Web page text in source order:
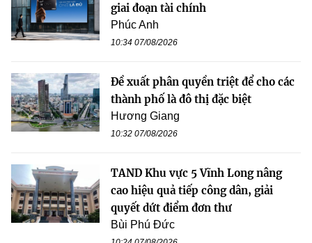
giai đoạn tài chính
Phúc Anh
10:34 07/08/2026
Đề xuất phân quyền triệt để cho các
thành phố là đô thị đặc biệt
Hương Giang
10:32 07/08/2026
TAND Khu vực 5 Vĩnh Long nâng
cao hiệu quả tiếp công dân, giải
quyết dứt điểm đơn thư
Bùi Phú Đức